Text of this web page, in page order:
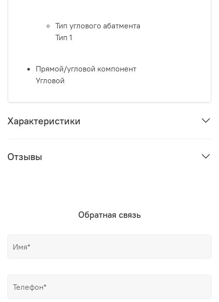
Тип углового абатмента
Тип 1
Прямой/угловой компонент
Угловой
Характеристики
Отзывы
Обратная связь